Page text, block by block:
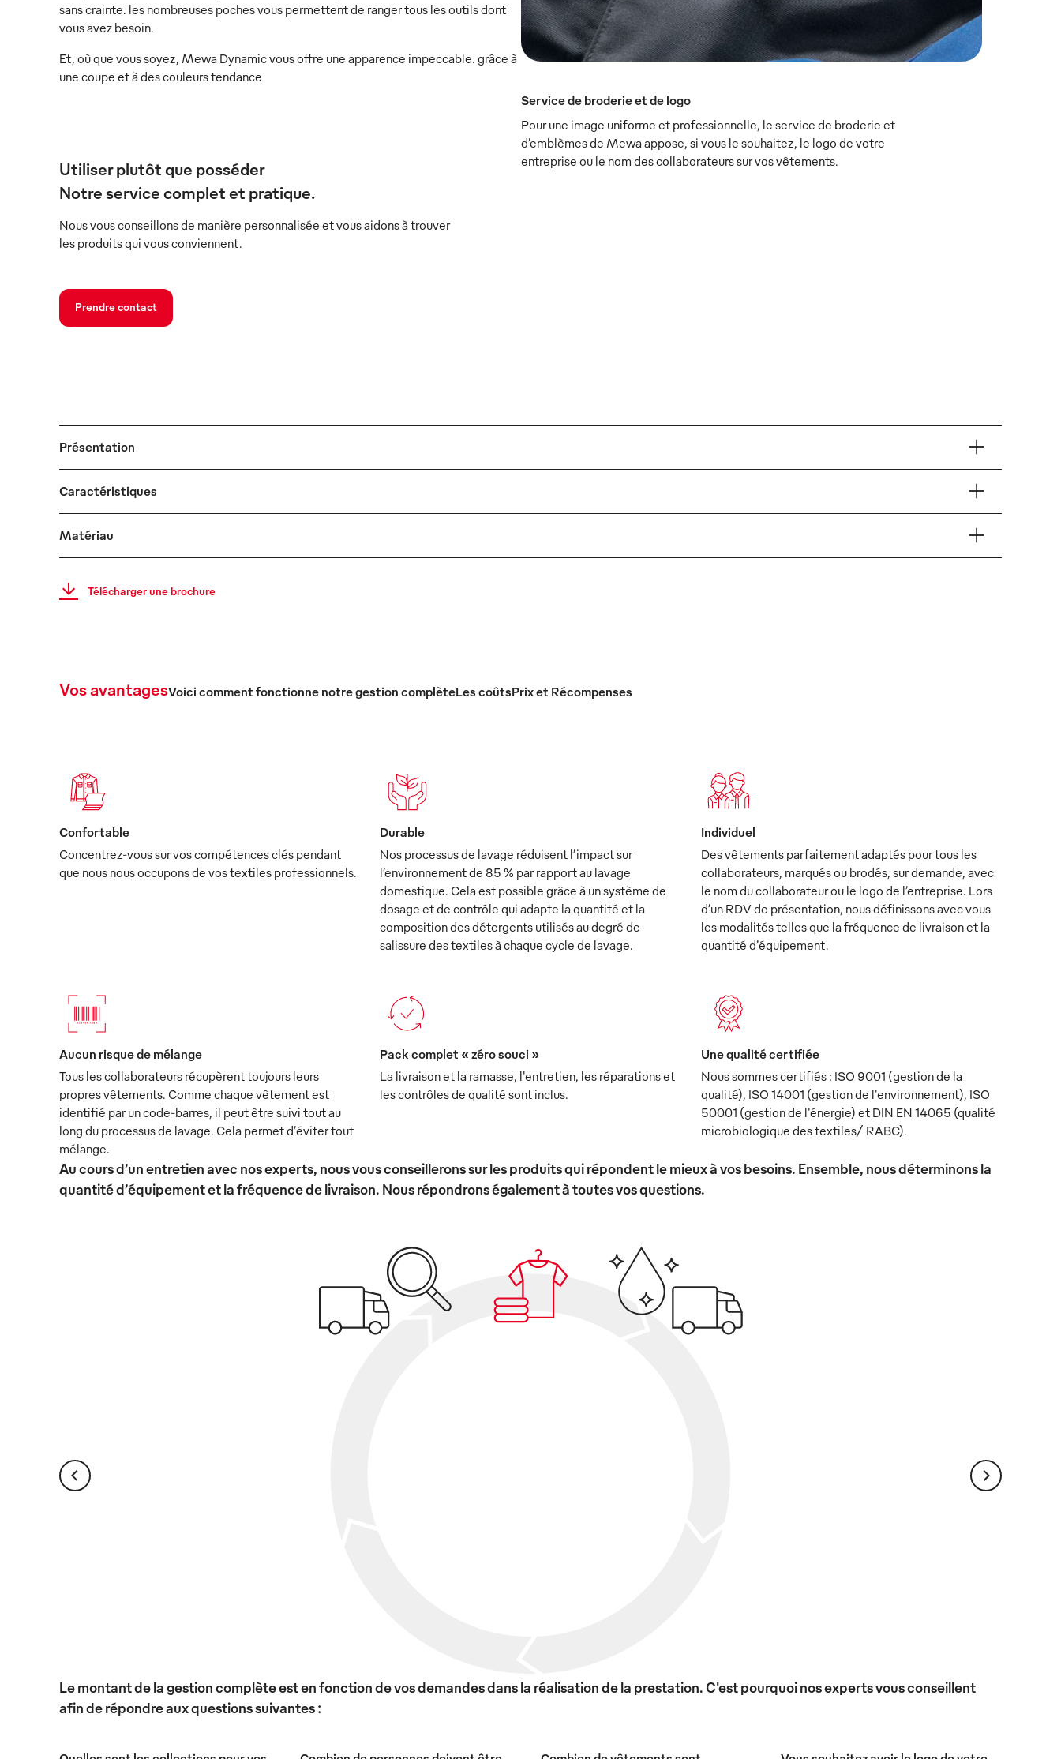
sans crainte. les nombreuses poches vous permettent de ranger tous les outils dont
vous avez besoin.
Et, où que vous soyez, Mewa Dynamic vous offre une apparence impeccable. grâce à
une coupe et à des couleurs tendance
Utiliser plutôt que posséder
Notre service complet et pratique.
Nous vous conseillons de manière personnalisée et vous aidons à trouver
les produits qui vous conviennent.
Prendre contact
Service de broderie et de logo
Pour une image uniforme et professionnelle, le service de broderie et
d’emblèmes de Mewa appose, si vous le souhaitez, le logo de votre
entreprise ou le nom des collaborateurs sur vos vêtements.
Présentation
Caractéristiques
Matériau
Télécharger une brochure
Vos avantagesVoici comment fonctionne notre gestion complèteLes coûtsPrix et Récompenses
Confortable
Concentrez-vous sur vos compétences clés pendant
que nous nous occupons de vos textiles professionnels.
Durable
Nos processus de lavage réduisent l’impact sur
l’environnement de 85 % par rapport au lavage
domestique. Cela est possible grâce à un système de
dosage et de contrôle qui adapte la quantité et la
composition des détergents utilisés au degré de
salissure des textiles à chaque cycle de lavage.
Individuel
Des vêtements parfaitement adaptés pour tous les
collaborateurs, marqués ou brodés, sur demande, avec
le nom du collaborateur ou le logo de l’entreprise. Lors
d’un RDV de présentation, nous définissons avec vous
les modalités telles que la fréquence de livraison et la
quantité d’équipement.
Aucun risque de mélange
Tous les collaborateurs récupèrent toujours leurs
propres vêtements. Comme chaque vêtement est
identifié par un code-barres, il peut être suivi tout au
long du processus de lavage. Cela permet d’éviter tout
mélange.
Pack complet « zéro souci »
La livraison et la ramasse, l'entretien, les réparations et
les contrôles de qualité sont inclus.
Une qualité certifiée
Nous sommes certifiés : ISO 9001 (gestion de la
qualité), ISO 14001 (gestion de l'environnement), ISO
50001 (gestion de l'énergie) et DIN EN 14065 (qualité
microbiologique des textiles/ RABC).
Au cours d’un entretien avec nos experts, nous vous conseillerons sur les produits qui répondent le mieux à vos besoins. Ensemble, nous déterminons la
quantité d’équipement et la fréquence de livraison. Nous répondrons également à toutes vos questions.
Le montant de la gestion complète est en fonction de vos demandes dans la réalisation de la prestation. C'est pourquoi nos experts vous conseillent
afin de répondre aux questions suivantes :